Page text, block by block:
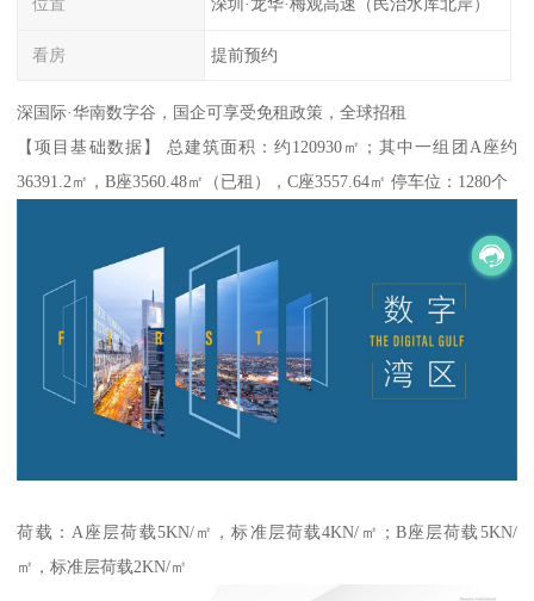
看房 提前预约
深国际·华南数字谷，国企可享受免租政策，全球招租
【项目基础数据】 总建筑面积：约120930㎡；其中一组团A座约
36391.2㎡，B座3560.48㎡（已租），C座3557.64㎡ 停车位：1280个
荷载：A座层荷载5KN/㎡，标准层荷载4KN/㎡；B座层荷载5KN/
㎡，标准层荷载2KN/㎡